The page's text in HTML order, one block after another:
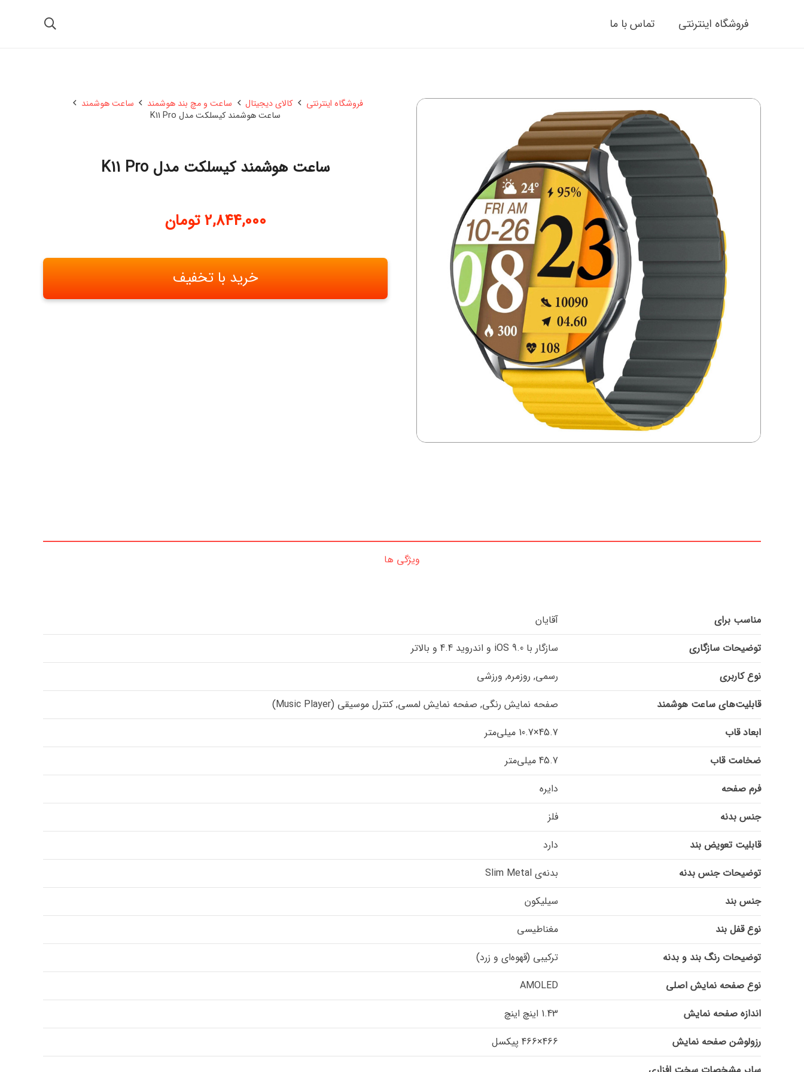
فروشگاه اینترنتی تماس با ما
فروشگاه اینترنتی کالای دیجیتال ساعت و مچ بند هوشمند
ساعت هوشمند
ساعت هوشمند کیسلکت مدل K11 Pro
ساعت هوشمند کیسلکت مدل K11 Pro
2,844,000 تومان
خرید با تخفیف
ویژگی ها
مناسب برای
آقایان
توضیحات سازگاری
سازگار با iOS 9.0 و اندروید 4.4 و بالاتر
نوع کاربری
رسمی, روزمره, ورزشی
قابلیت‌های ساعت هوشمند
صفحه نمایش رنگی, صفحه نمایش لمسی, کنترل موسیقی (Music Player)
ابعاد قاب
45.7×10.7 میلی‌متر
ضخامت قاب
45.7 میلی‌متر
فرم صفحه
دایره
جنس بدنه
فلز
قابلیت تعویض بند
دارد
توضیحات جنس بدنه
بدنه‌ی Slim Metal
جنس بند
سیلیکون
نوع قفل بند
مغناطیسی
توضیحات رنگ بند و بدنه
ترکیبی (قهوه‌ای و زرد)
نوع صفحه نمایش اصلی
AMOLED
اندازه صفحه نمایش
1.43 اینچ اینچ
رزولوشن صفحه نمایش
466×466 پیکسل